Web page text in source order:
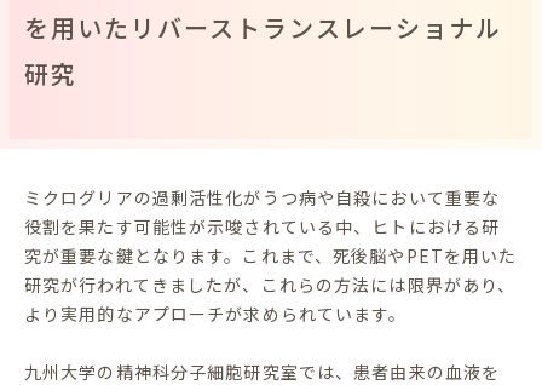
を用いたリバーストランスレーショナル
研究
ミクログリアの過剰活性化がうつ病や自殺において重要な
役割を果たす可能性が示唆されている中、ヒトにおける研
究が重要な鍵となります。これまで、死後脳やPETを用いた
研究が行われてきましたが、これらの方法には限界があり、
より実用的なアプローチが求められています。
九州大学の精神科分子細胞研究室では、患者由来の血液を